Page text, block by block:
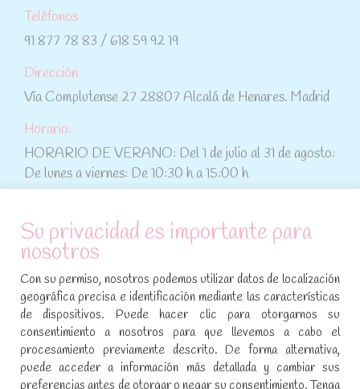
Teléfonos
91 877 78 83 / 618 59 92 19
Dirección
Vía Complutense 27 28807 Alcalá de Henares. Madrid
Horario:
HORARIO DE VERANO: Del 1 de julio al 31 de agosto:
De lunes a viernes: De 10:30 h a 15:00 h
ATENCIÓN AL CLIENTE
Condiciones de compra
Aviso legal y política de privacidad
Política de cookies
SÍGUENOS EN REDES SOCIALES
Su privacidad es importante para
nosotros
Con su permiso, nosotros podemos utilizar datos de localización
geográfica precisa e identificación mediante las características
de dispositivos. Puede hacer clic para otorgarnos su
consentimiento a nosotros para que llevemos a cabo el
procesamiento previamente descrito. De forma alternativa,
puede acceder a información más detallada y cambiar sus
preferencias antes de otorgar o negar su consentimiento. Tenga